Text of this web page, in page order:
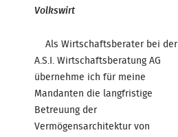
Volkswirt
Als Wirtschaftsberater bei der
A.S.I. Wirtschaftsberatung AG
übernehme ich für meine
Mandanten die langfristige
Betreuung der
Vermögensarchitektur von